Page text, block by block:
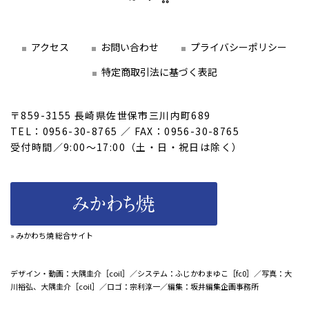
アクセス お問い合わせ
プライバシーポリシー
特定商取引法に基づく表記
〒859-3155 長崎県佐世保市三川内町689
TEL：0956-30-8765 ／ FAX：0956-30-8765
受付時間／9:00～17:00（土・日・祝日は除く）
» みかわち焼 総合サイト
デザイン・動画：大隅圭介［coil］／システム：ふじかわまゆこ［fc0］／写真：大
川裕弘、大隅圭介［coil］／ロゴ：宗利淳一／編集：坂井編集企画事務所